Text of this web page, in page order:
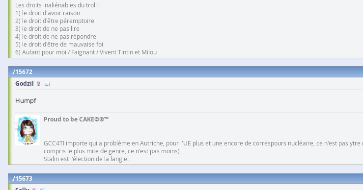
Les droits inaliénables du troll :
1) le droit d'avoir raison
2) le droit d'être péremptoire
3) le droit de ne pas lire
4) le droit de ne pas répondre
5) le droit d'être de mauvaise foi
6) Autant pour moi / Faignant / Vivent Tintin et Milou
15672
Godzil
Humpf
Proud to be CAKE©®™
GCC4TI importe qui a problème en Autriche, pour l'UE plus et une encore de correspours nucléaire, ce n'est pas
compris le plus mite de genre, ce n'est pas moins)
Stalin est l'élection de la langie.
15673